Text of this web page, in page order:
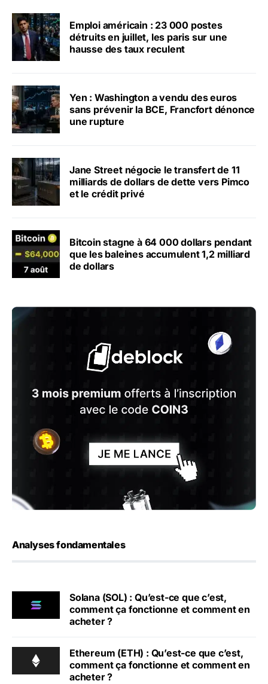
Emploi américain : 23 000 postes
détruits en juillet, les paris sur une
hausse des taux reculent
Yen : Washington a vendu des euros
sans prévenir la BCE, Francfort dénonce
une rupture
Jane Street négocie le transfert de 11
milliards de dollars de dette vers Pimco
et le crédit privé
Bitcoin stagne à 64 000 dollars pendant
que les baleines accumulent 1,2 milliard
de dollars
Analyses fondamentales
Solana (SOL) : Qu’est-ce que c’est,
comment ça fonctionne et comment en
acheter ?
Ethereum (ETH) : Qu’est-ce que c’est,
comment ça fonctionne et comment en
acheter ?